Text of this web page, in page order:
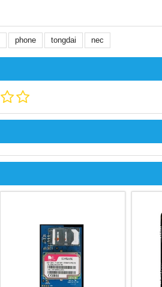
phone tongdai nec